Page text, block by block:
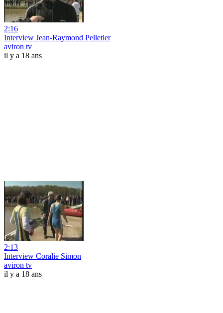
2:16
Interview Jean-Raymond Pelletier
aviron tv
il y a 18 ans
2:13
Interview Coralie Simon
aviron tv
il y a 18 ans